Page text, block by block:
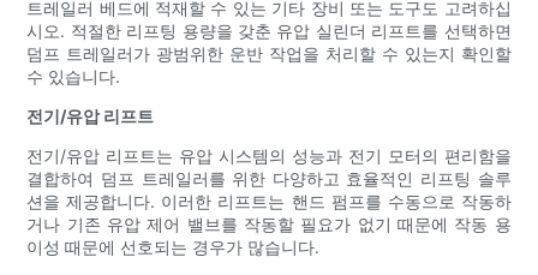
트레일러 베드에 적재할 수 있는 기타 장비 또는 도구도 고려하십
시오. 적절한 리프팅 용량을 갖춘 유압 실린더 리프트를 선택하면
덤프 트레일러가 광범위한 운반 작업을 처리할 수 있는지 확인할
수 있습니다.
전기/유압 리프트
전기/유압 리프트는 유압 시스템의 성능과 전기 모터의 편리함을
결합하여 덤프 트레일러를 위한 다양하고 효율적인 리프팅 솔루
션을 제공합니다. 이러한 리프트는 핸드 펌프를 수동으로 작동하
거나 기존 유압 제어 밸브를 작동할 필요가 없기 때문에 작동 용
이성 때문에 선호되는 경우가 많습니다.